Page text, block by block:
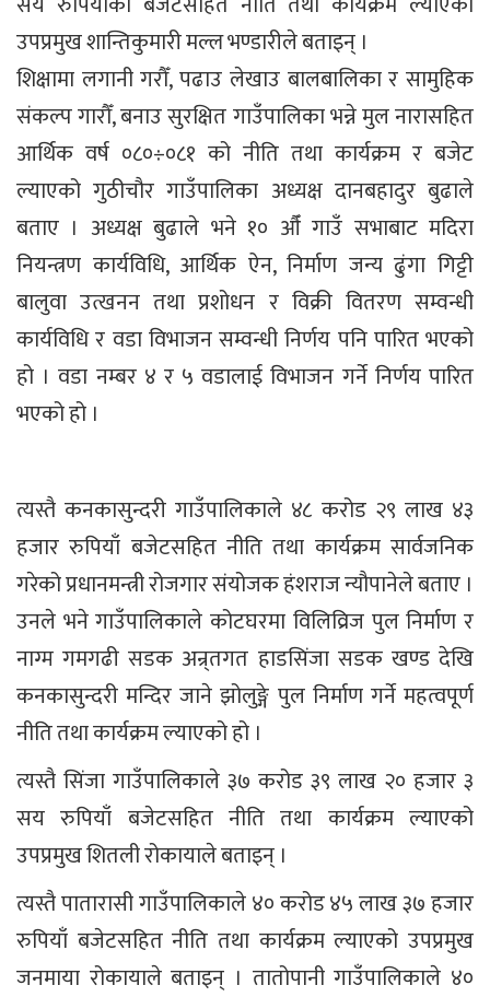
उपप्रमुख शान्तिकुमारी मल्ल भण्डारीले बताइन् ।
शिक्षामा लगानी गरौँ, पढाउ लेखाउ बालबालिका र सामुहिक
संकल्प गारौँ, बनाउ सुरक्षित गाउँपालिका भन्ने मुल नारासहित
आर्थिक वर्ष ०८०÷०८१ को नीति तथा कार्यक्रम र बजेट
ल्याएको गुठीचौर गाउँपालिका अध्यक्ष दानबहादुर बुढाले
बताए । अध्यक्ष बुढाले भने १० औँ गाउँ सभाबाट मदिरा
नियन्त्रण कार्यविधि, आर्थिक ऐन, निर्माण जन्य ढुंगा गिट्टी
बालुवा उत्खनन तथा प्रशोधन र विक्री वितरण सम्वन्धी
कार्यविधि र वडा विभाजन सम्वन्धी निर्णय पनि पारित भएको
हो । वडा नम्बर ४ र ५ वडालाई विभाजन गर्ने निर्णय पारित
भएको हो ।
त्यस्तै कनकासुन्दरी गाउँपालिकाले ४८ करोड २९ लाख ४३
हजार रुपियाँ बजेटसहित नीति तथा कार्यक्रम सार्वजनिक
गरेको प्रधानमन्त्री रोजगार संयोजक हंशराज न्यौपानेले बताए ।
उनले भने गाउँपालिकाले कोटघरमा विलिव्रिज पुल निर्माण र
नाग्म गमगढी सडक अन्र्तगत हाडसिंजा सडक खण्ड देखि
कनकासुन्दरी मन्दिर जाने झोलुङ्गे पुल निर्माण गर्ने महत्वपूर्ण
नीति तथा कार्यक्रम ल्याएको हो ।
त्यस्तै सिंजा गाउँपालिकाले ३७ करोड ३९ लाख २० हजार ३
सय रुपियाँ बजेटसहित नीति तथा कार्यक्रम ल्याएको
उपप्रमुख शितली रोकायाले बताइन् ।
त्यस्तै पातारासी गाउँपालिकाले ४० करोड ४५ लाख ३७ हजार
रुपियाँ बजेटसहित नीति तथा कार्यक्रम ल्याएको उपप्रमुख
जनमाया रोकायाले बताइन् । तातोपानी गाउँपालिकाले ४०